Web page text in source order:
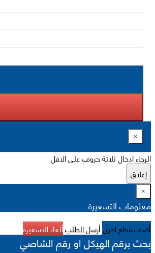
×
الرجاء ادخال ثلاثة حروف على الاقل
إغلاق
×
معلومات التسعيرة
أضف قطع اخرىأرسل الطلبألغاء التسعيرة
بحث برقم الهيكل او رقم الشاصي